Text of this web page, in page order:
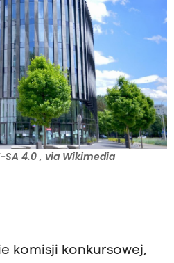
SA 4.0, via Wikimedia
komisji konkursowej,